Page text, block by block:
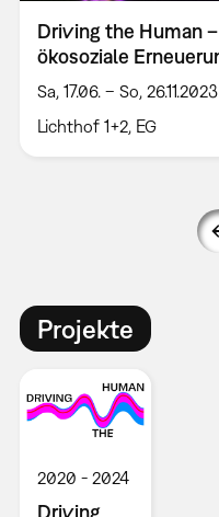
Driving the Human
ökosoziale
Sa, 17.06. – So, 26.11.2023
Lichthof 1+2, EG
Projekte
2020 2024
Driving